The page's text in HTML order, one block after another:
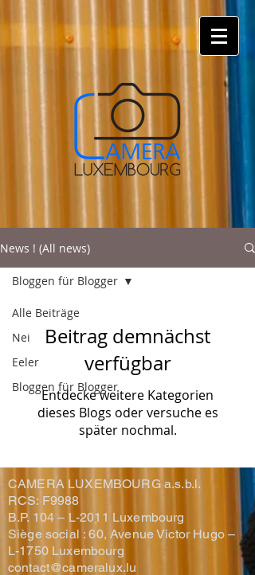
News ! (All news)
Alle Beiträge
Nei
Eeler
Bloggen für Blogger
Bloggen für Blogger
Beitrag demnächst
verfügbar
Entdecke weitere Kategorien
dieses Blogs oder versuche es
später nochmal.
CAMERA LUXEMBOURG a.s.b.l.
RCS: F9988
B.P. 104 – L-2011 Luxembourg
Siège social : 60, Avenue Victor Hugo –
L-1750 Luxembourg
contact@cameralux.lu